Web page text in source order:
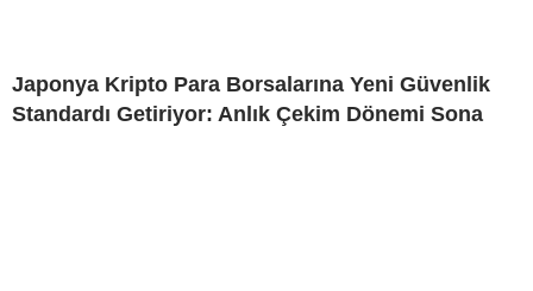
Japonya Kripto Para Borsalarına Yeni Güvenlik
Standardı Getiriyor: Anlık Çekim Dönemi Sona